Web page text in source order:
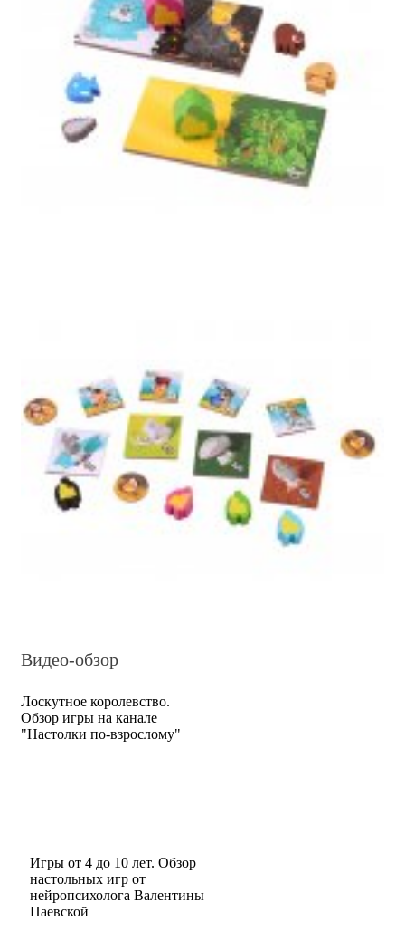
Видео-обзор
Лоскутное королевство.
Обзор игры на канале
"Настолки по-взрослому"
Игры от 4 до 10 лет. Обзор
настольных игр от
нейропсихолога Валентины
Паевской